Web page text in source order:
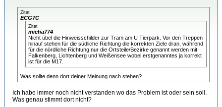
Zitat
ECG7C
Zitat
micha774
Nicht übel die Hinweisschilder zur Tram am U Tierpark. Vor den Treppen
hinauf stehen für die südliche Richtung die korrekten Ziele dran, während
für die nördliche Richtung nur die Ortsteile/Bezirke genannt werden mit
Falkenberg, Lichtenberg und Weißensee wobei erstgenanntes ja korrekt
ist für die M17.
Was sollte denn dort deiner Meinung nach stehen?
Ich habe immer noch nicht verstanden wo das Problem ist oder sein soll.
Was genau stimmt dort nicht?